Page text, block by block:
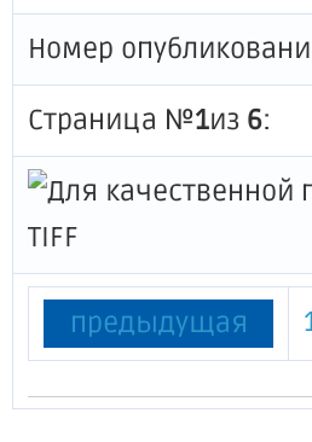
Номер
Страница №1из 6:
предыдущая